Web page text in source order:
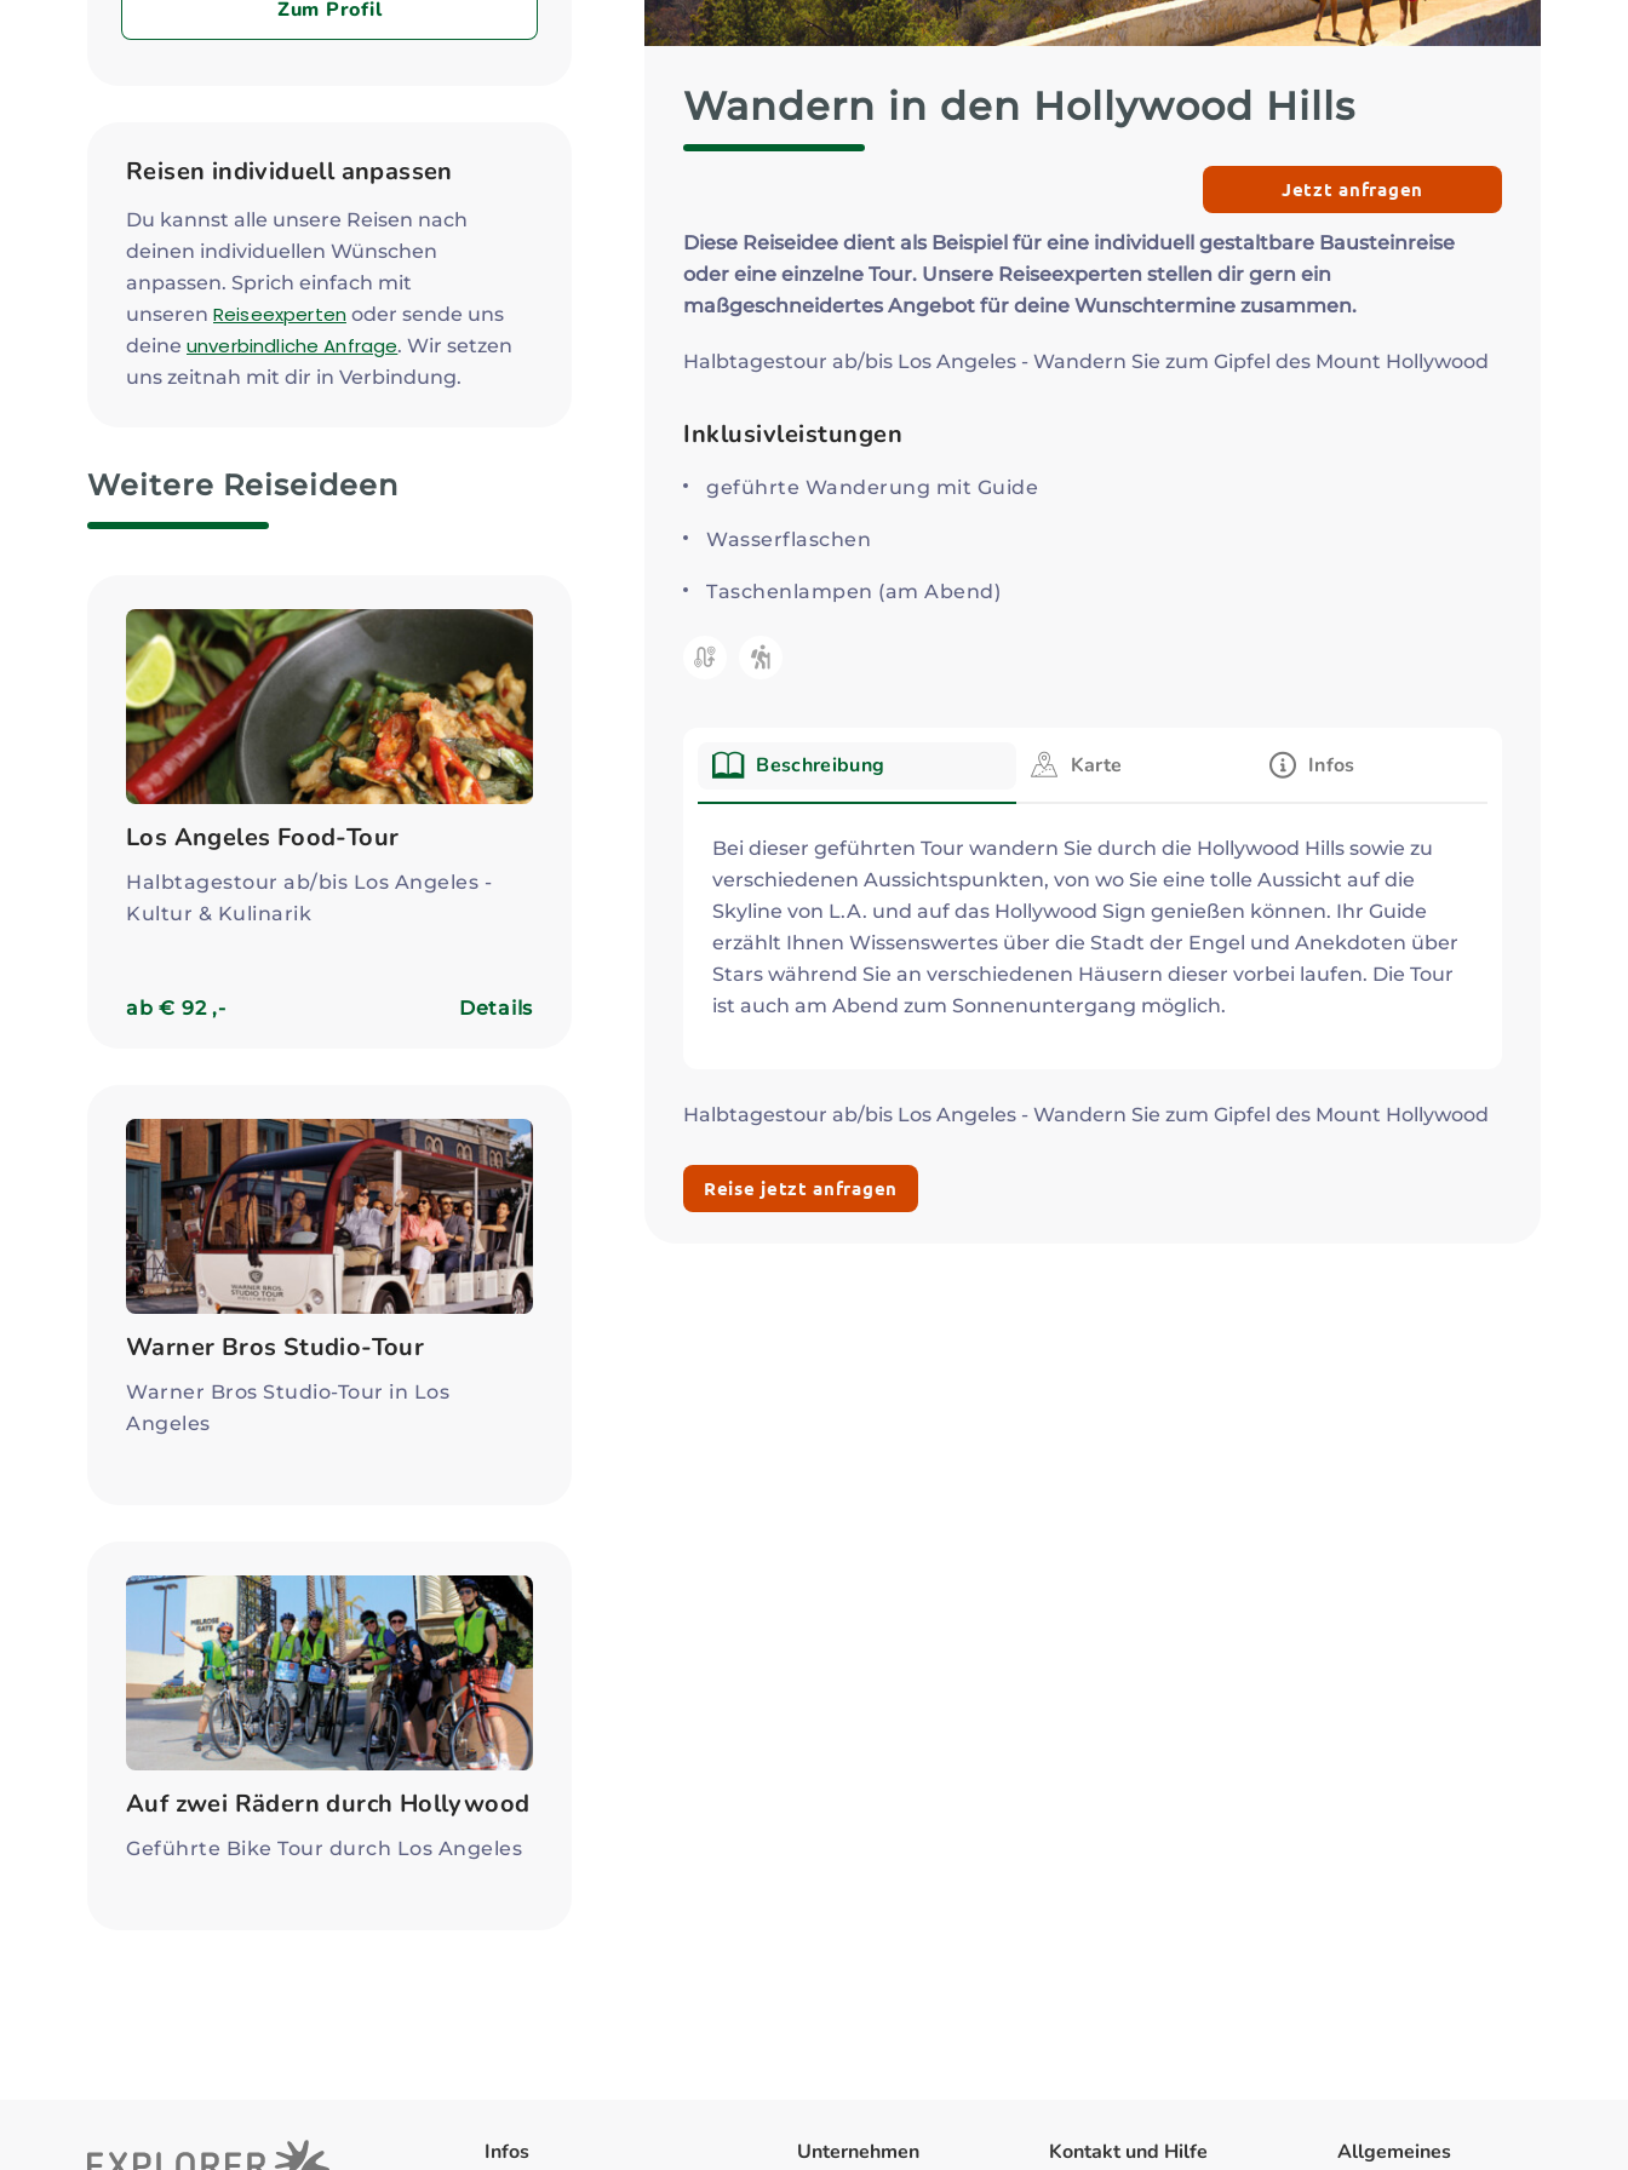
Wandern in den Hollywood Hills
Jetzt anfragen
Diese Reiseidee dient als Beispiel für eine individuell gestaltbare Bausteinreise
oder eine einzelne Tour. Unsere Reiseexperten stellen dir gern ein
maßgeschneidertes Angebot für deine Wunschtermine zusammen.
Halbtagestour ab/bis Los Angeles - Wandern Sie zum Gipfel des Mount Hollywood
Inklusivleistungen
geführte Wanderung mit Guide
Wasserflaschen
Taschenlampen (am Abend)
Kategorie:
Beschreibung Karte Infos
Beschreibung
Bei dieser geführten Tour wandern Sie durch die Hollywood Hills sowie zu
verschiedenen Aussichtspunkten, von wo Sie eine tolle Aussicht auf die
Skyline von L.A. und auf das Hollywood Sign genießen können. Ihr Guide
erzählt Ihnen Wissenswertes über die Stadt der Engel und Anekdoten über
Stars während Sie an verschiedenen Häusern dieser vorbei laufen. Die Tour
ist auch am Abend zum Sonnenuntergang möglich.
Halbtagestour ab/bis Los Angeles - Wandern Sie zum Gipfel des Mount Hollywood
Reise jetzt anfragen
Zum Profil Zum Profil Zum Profil
Reisen individuell anpassen
Du kannst alle unsere Reisen nach
deinen individuellen Wünschen
anpassen. Sprich einfach mit
unseren Reiseexpertenoder sende uns
deine unverbindliche Anfrage. Wir setzen
uns zeitnah mit dir in Verbindung.
Weitere Reiseideen
Los Angeles Food-Tour
Halbtagestour ab/bis Los Angeles -
Kultur & Kulinarik
ab € 92 ,- Details
Warner Bros Studio-Tour
Warner Bros Studio-Tour in Los
Angeles
Auf zwei Rädern durch Hollywood
Geführte Bike Tour durch Los Angeles
Infos Unternehmen Kontakt und Hilfe Allgemeines